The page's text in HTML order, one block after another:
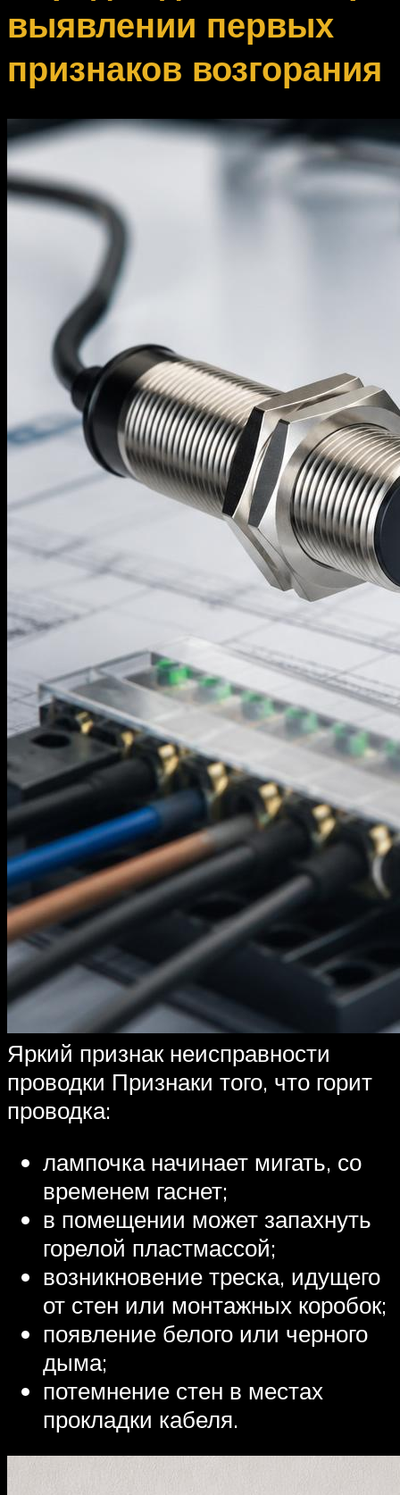
выявлении первых
признаков возгорания
Яркий признак неисправности
проводки Признаки того, что горит
проводка:
лампочка начинает мигать, со
временем гаснет;
в помещении может запахнуть
горелой пластмассой;
возникновение треска, идущего
от стен или монтажных коробок;
появление белого или черного
дыма;
потемнение стен в местах
прокладки кабеля.